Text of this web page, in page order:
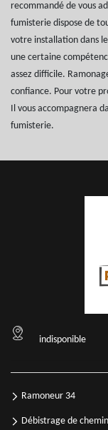
recommandé de vous
fumisterie dispose de
votre installation dans
une certaine
assez difficile.
confiance. Pour votre
Il vous accompagnera
fumisterie.
indisponible
Ramoneur 34
Débistrage de